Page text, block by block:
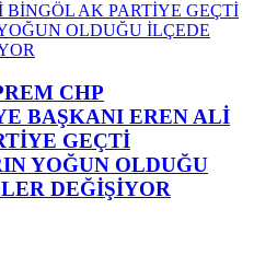
CHP
BAŞKANI EREN ALİ
GEÇTİ
YOĞUN OLDUĞU
DEĞİŞİYOR